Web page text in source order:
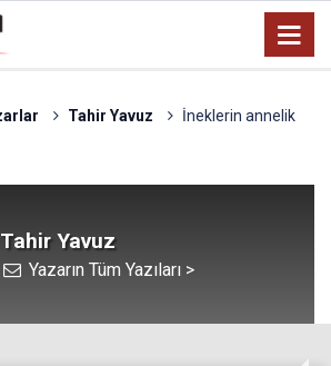
Tahir Yavuz
İneklerin annelik
Tahir Yavuz
Yazarın Tüm Yazıları >